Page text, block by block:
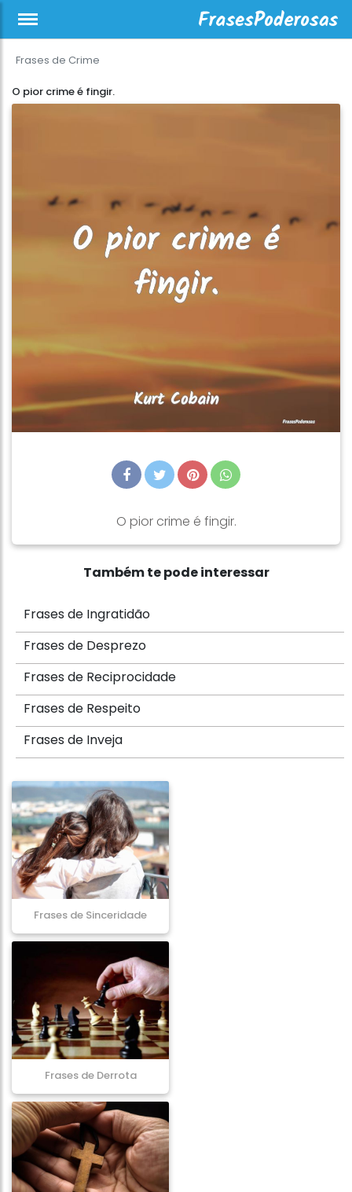
Frases de Crime
O pior crime é fingir.
O pior crime é fingir.
Também te pode interessar
Frases de Ingratidão
Frases de Desprezo
Frases de Reciprocidade
Frases de Respeito
Frases de Inveja
Frases de Sinceridade
Frases de Derrota